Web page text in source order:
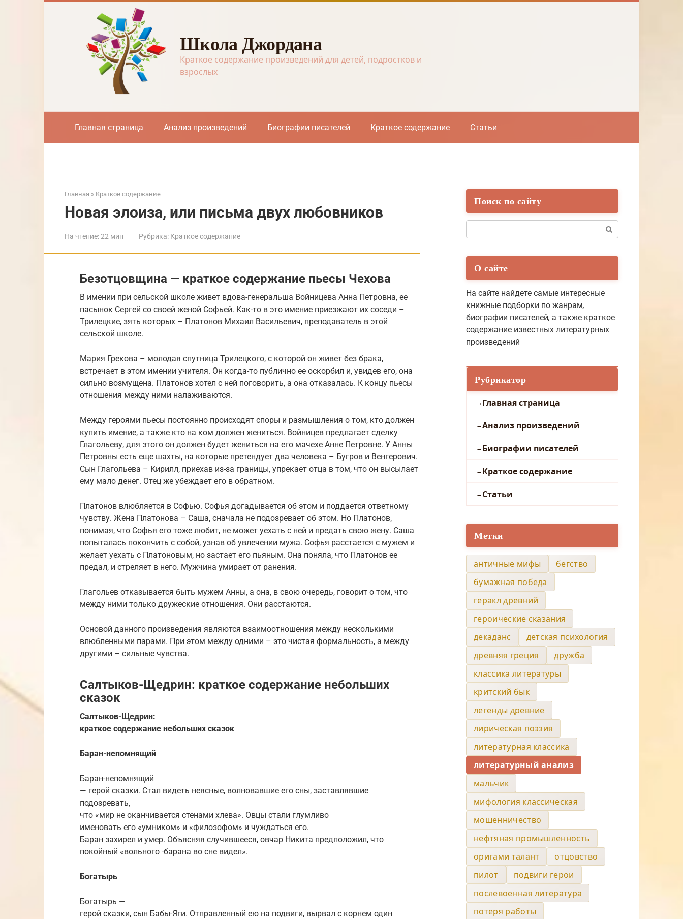
Школа Джордана
Краткое содержание произведений для детей, подростков и
взрослых
Главная страница Анализ произведений Биографии писателей Краткое содержание Статьи
Главная » Краткое содержание
Новая элоиза, или письма двух любовников
На чтение:22 мин Рубрика: Краткое содержание
Безотцовщина — краткое содержание пьесы Чехова
В имении при сельской школе живет вдова-генеральша Войницева Анна Петровна, ее
пасынок Сергей со своей женой Софьей. Как-то в это имение приезжают их соседи –
Трилецкие, зять которых – Платонов Михаил Васильевич, преподаватель в этой
сельской школе.
Мария Грекова – молодая спутница Трилецкого, с которой он живет без брака,
встречает в этом имении учителя. Он когда-то публично ее оскорбил и, увидев его, она
сильно возмущена. Платонов хотел с ней поговорить, а она отказалась. К концу пьесы
отношения между ними налаживаются.
Между героями пьесы постоянно происходят споры и размышления о том, кто должен
купить имение, а также кто на ком должен жениться. Войницев предлагает сделку
Глагольеву, для этого он должен будет жениться на его мачехе Анне Петровне. У Анны
Петровны есть еще шахты, на которые претендует два человека – Бугров и Венгерович.
Сын Глагольева – Кирилл, приехав из-за границы, упрекает отца в том, что он высылает
ему мало денег. Отец же убеждает его в обратном.
Платонов влюбляется в Софью. Софья догадывается об этом и поддается ответному
чувству. Жена Платонова – Саша, сначала не подозревает об этом. Но Платонов,
понимая, что Софья его тоже любит, не может уехать с ней и предать свою жену. Саша
попыталась покончить с собой, узнав об увлечении мужа. Софья расстается с мужем и
желает уехать с Платоновым, но застает его пьяным. Она поняла, что Платонов ее
предал, и стреляет в него. Мужчина умирает от ранения.
Глагольев отказывается быть мужем Анны, а она, в свою очередь, говорит о том, что
между ними только дружеские отношения. Они расстаются.
Основой данного произведения являются взаимоотношения между несколькими
влюбленными парами. При этом между одними – это чистая формальность, а между
другими – сильные чувства.
Салтыков-Щедрин: краткое содержание небольших
сказок
Салтыков-Щедрин:
краткое содержание небольших сказок
Баран-непомнящий
Баран-непомнящий
— герой сказки. Стал видеть неясные, волновавшие его сны, заставлявшие
подозревать,
что «мир не оканчивается стенами хлева». Овцы стали глумливо
именовать его «умником» и «филозофом» и чуждаться его.
Баран захирел и умер. Объясняя случившееся, овчар Никита предположил, что
покойный «вольного -барана во сне видел».
Богатырь
Богатырь —
герой сказки, сын Бабы-Яги. Отправленный ею на подвиги, вырвал с корнем один
Поиск по сайту
О сайте
На сайте найдете самые интересные
книжные подборки по жанрам,
биографии писателей, а также краткое
содержание известных литературных
произведений
Рубрикатор
Главная страница
Анализ произведений
Биографии писателей
Краткое содержание
Статьи
Метки
античные мифы
бегство
бумажная победа
геракл древний
героические сказания
декаданс
детская психология
древняя греция
дружба
классика литературы
критский бык
легенды древние
лирическая поэзия
литературная классика
литературный анализ
мальчик
мифология классическая
мошенничество
нефтяная промышленность
оригами талант
отцовство
пилот
подвиги герои
послевоенная литература
потеря работы